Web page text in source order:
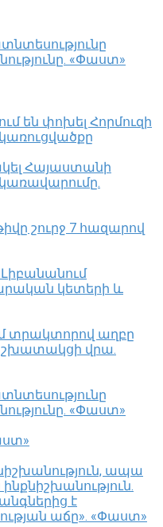
«Փաստ»
են փոխել Հորմուզի
Հայաստանի
շուրջ 7 հազարով
Լիբանանում
կետերի և
տրակտորով աղբը
աշխատակցի վրա.
«Փաստ»
ապա
է
աճը». «Փաստ»